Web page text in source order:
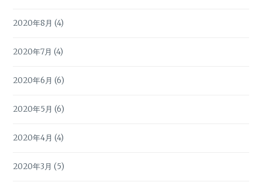
2020年8月 (4)
2020年7月 (4)
2020年6月 (6)
2020年5月 (6)
2020年4月 (4)
2020年3月 (5)